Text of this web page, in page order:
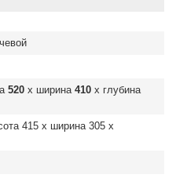
520 х ширина 410 х глубина
415 х ширина 305 х